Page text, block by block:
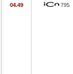
04.49 795